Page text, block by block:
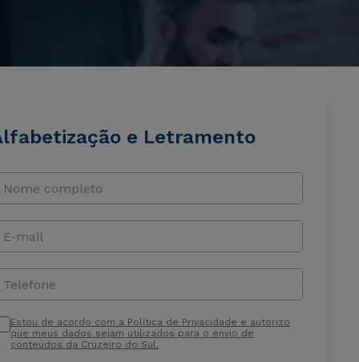
e Letramento
Nome completo
E-mail
Telefone
Estou de acordo com a Política de Privacidade e autorizo
que meus dados sejam utilizados para o envio de
conteúdos da Cruzeiro do Sul.